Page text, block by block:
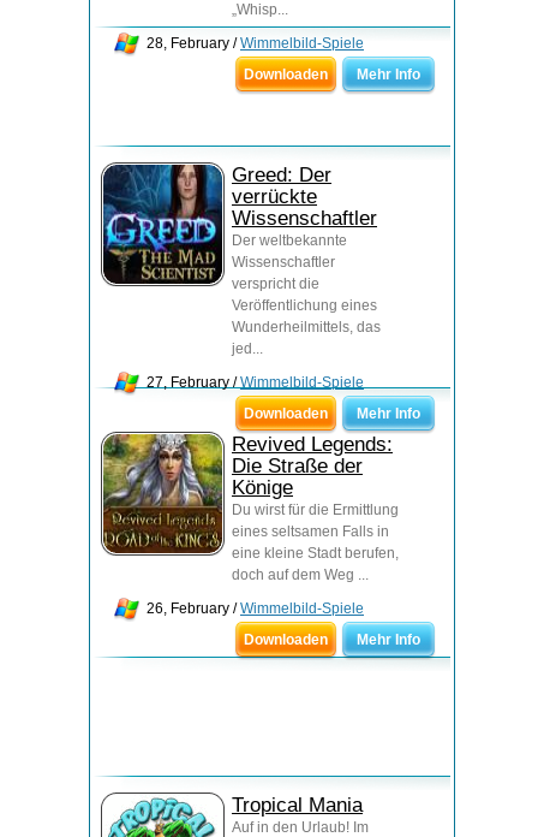
„Whisp...
28, February /Wimmelbild-Spiele
Downloaden
Mehr Info
Greed: Der
verrückte
Wissenschaftler
Der weltbekannte
Wissenschaftler
verspricht die
Veröffentlichung eines
Wunderheilmittels, das
jed...
27, February /Wimmelbild-Spiele
Downloaden
Mehr Info
Revived Legends:
Die Straße der
Könige
Du wirst für die Ermittlung
eines seltsamen Falls in
eine kleine Stadt berufen,
doch auf dem Weg ...
26, February /Wimmelbild-Spiele
Downloaden
Mehr Info
Tropical Mania
Auf in den Urlaub! Im